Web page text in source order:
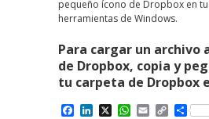
pequeño ícono de Dropbox en
herramientas de Windows.
Para cargar un archivo
de Dropbox, copia y
tu carpeta de Dropbox
Facebook
LinkedIn
X WhatsApp
EmailCopy